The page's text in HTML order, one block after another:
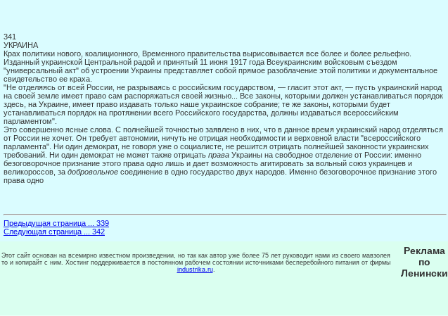
341
УКРАИНА
Крах политики нового, коалиционного, Временного правительства вырисовывается все более и более рельефно.
Изданный украинской Центральной радой и принятый 11 июня 1917 года Всеукраинским войсковым съездом
"универсальный акт" об устрое­нии Украины представляет собой прямое разоблачение этой политики и документаль­ное
свидетельство ее краха.
"Не отделяясь от всей России, не разрываясь с российским государством, — гласит этот акт, — пусть украинский народ
на своей земле имеет право сам распоряжаться своей жизнью... Все законы, которыми должен устанавливаться порядок
здесь, на Украине, имеет право издавать только наше украинское соб­рание; те же законы, которыми будет
устанавливаться порядок на протяжении всего Российского госу­дарства, должны издаваться всероссийским
парламентом".
Это совершенно ясные слова. С полнейшей точностью заявлено в них, что в данное время украинский народ отделяться
от России не хочет. Он требует автономии, ничуть не отрицая необходимости и верховной власти "всероссийского
парламента". Ни один демократ, не говоря уже о социалисте, не решится отрицать полнейшей законности ук­раинских
требований. Ни один демократ не может также отрицать права Украины на свободное отделение от России: именно
безоговорочное признание этого права одно лишь и дает возможность агитировать за вольный союз украинцев и
великороссов, за добровольное соединение в одно государство двух народов. Именно безоговорочное признание этого
права одно
Предыдущая страница ... 339
Следующая страница ... 342
Этот сайт основан на всемирно известном произведении, но так как автор уже более 75 лет руководит нами из своего мавзолея
то и копирайт с ним. Хостинг поддерживается в постоянном рабочем состоянии источниками бесперебойного питания от фирмы
industrika.ru.
Реклама
по
Ленински